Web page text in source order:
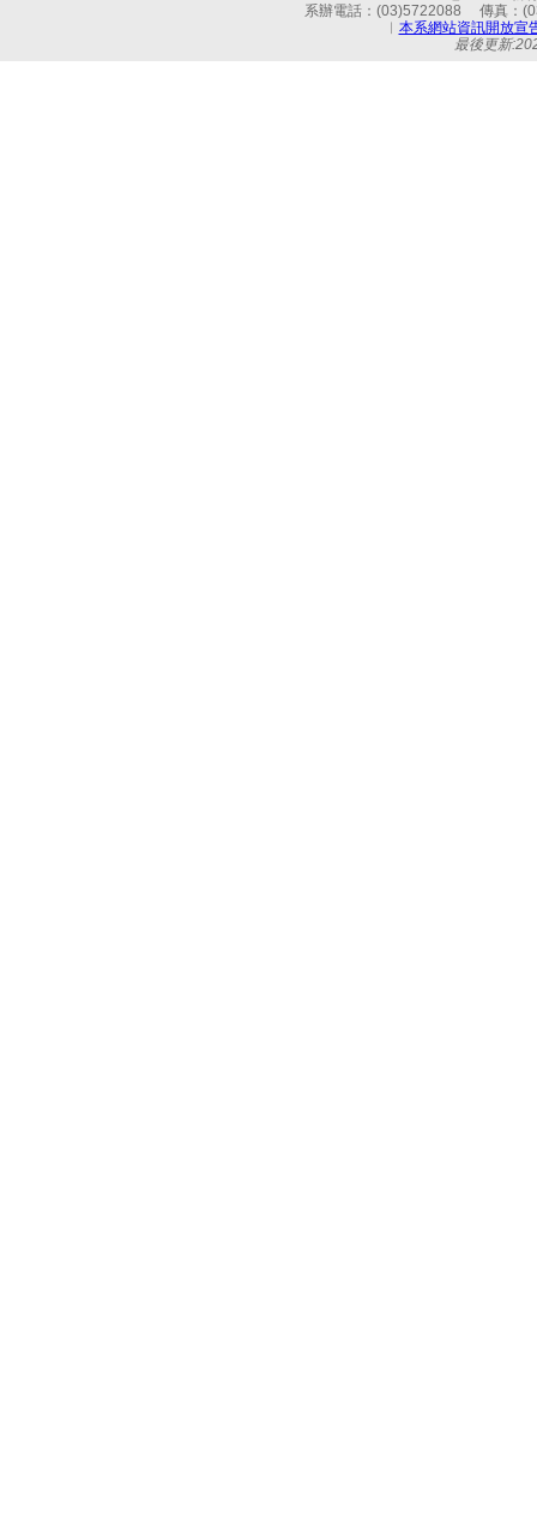
系辦電話：(03)5722088 傳真：
︱ 本系網站資訊開放宣
最後更新